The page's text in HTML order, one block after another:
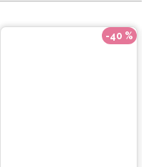
-40 %